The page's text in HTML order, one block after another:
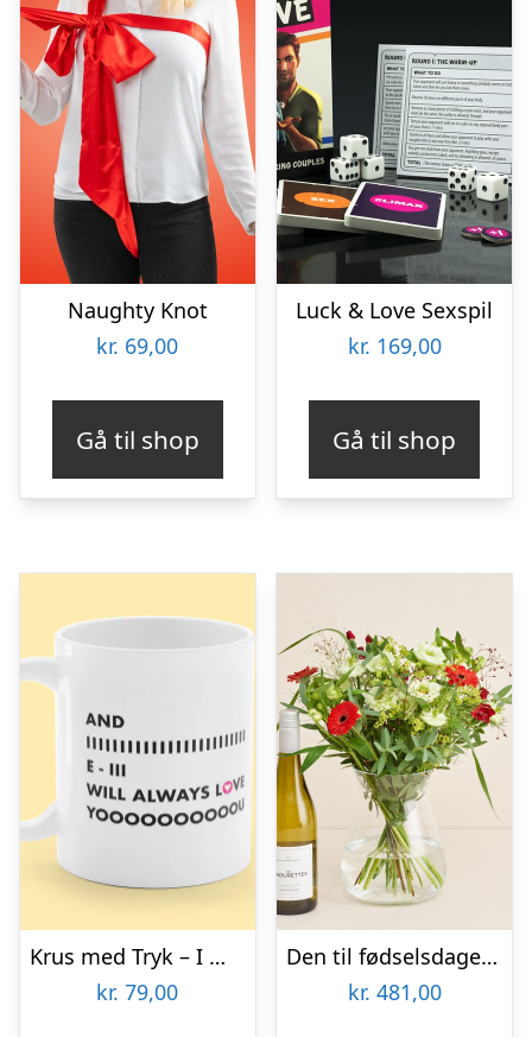
Naughty Knot
kr. 69,00
Gå til shop
Luck & Love Sexspil
kr. 169,00
Gå til shop
Krus med Tryk – I Will Always Love You
kr. 79,00
Den til fødselsdagen med Les Amourettes, Sauvignon Blanc
kr. 481,00